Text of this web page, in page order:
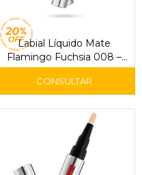
Labial Líquido Mate
Flamingo Fuchsia 008 –
Pupa